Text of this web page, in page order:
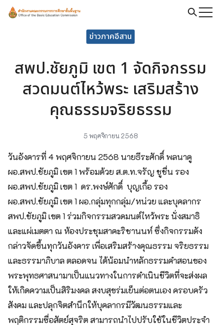
Skip
ข่าวภาคอีสาน
สพป.ชัยภูมิ เขต 1 จัดกิจกรรม
สวดมนต์ไหว้พระ เสริมสร้าง
คุณธรรมจริยธรรม
5 พฤศจิกายน 2568
วันอังคารที่ 4 พฤศจิกายน 2568 นายธีระศักดิ์ พลนาคู
ผอ.สพป.ชัยภูมิ เขต 1 พร้อมด้วย ส.ต.ท.จรัญ ชูชื่น รอง
ผอ.สพป.ชัยภูมิ เขต 1 ดร.พงษ์ศักดิ์ บุญเกื้อ รอง
ผอ.สพป.ชัยภูมิ เขต 1 ผอ.กลุ่มทุกกลุ่ม/หน่วย และบุคลากร
สพป.ชัยภูมิ เขต 1 ร่วมกิจกรรมสวดมนต์ไหว้พระ นั่งสมาธิ
และแผ่เมตตา ณ ห้องประชุมสาคะริชานนท์ ซึ่งกิจกรรมดัง
กล่าวจัดขึ้นทุกวันอังคาร เพื่อเสริมสร้างคุณธรรม จริยธรรม
และธรรมาภิบาล ตลอดจน ได้น้อมนำหลักธรรมคำสอนของ
พระพุทธศาสนามาเป็นแนวทางในการดำเนินชีวิตที่จะส่งผล
ให้เกิดความเป็นสิริมงคล สงบสุขร่มเย็นต่อตนเอง ครอบครัว
สังคม และปลุกจิตสำนึกให้บุคลากรมีวัฒนธรรมและ
พฤติกรรมซื่อสัตย์สุจริต สามารถนำไปปรับใช้ในชีวิตประจำ